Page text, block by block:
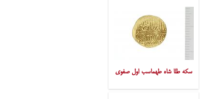
سکه طلا شاه طهماسب اول صفوی